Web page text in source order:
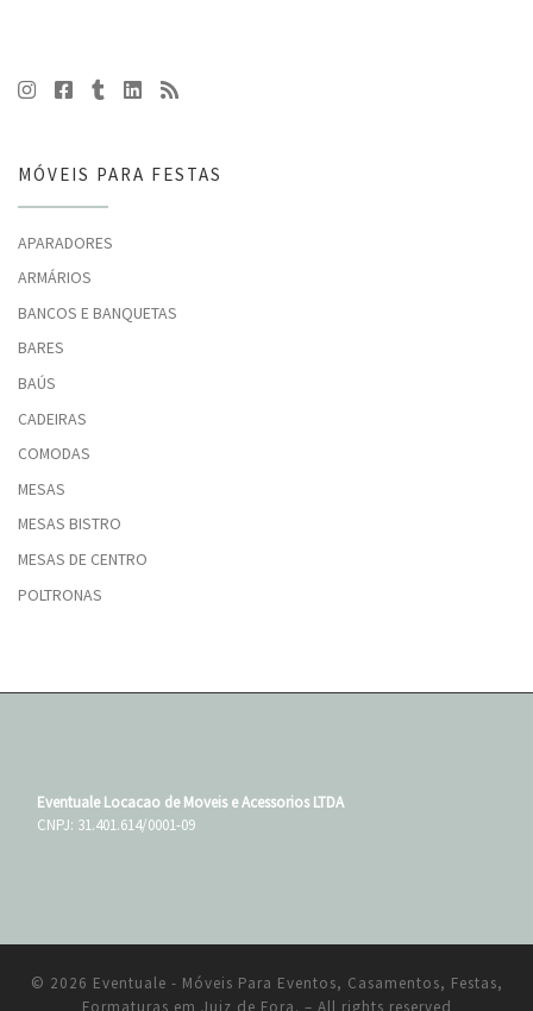
MÓVEIS PARA FESTAS
APARADORES
ARMÁRIOS
BANCOS E BANQUETAS
BARES
BAÚS
CADEIRAS
COMODAS
MESAS
MESAS BISTRO
MESAS DE CENTRO
POLTRONAS
Eventuale Locacao de Moveis e Acessorios LTDA
CNPJ: 31.401.614/0001-09
© 2026 Eventuale - Móveis Para Eventos, Casamentos, Festas,
Formaturas em Juiz de Fora. – All rights reserved